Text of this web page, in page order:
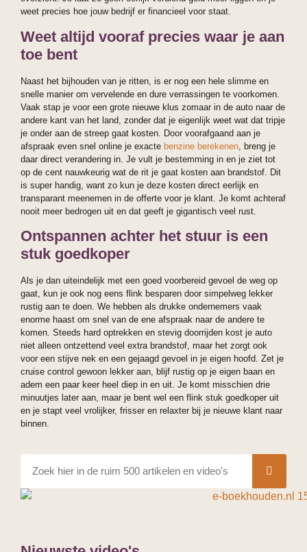
weet precies hoe jouw bedrijf er financieel voor staat.
Weet altijd vooraf precies waar je aan
toe bent
Naast het bijhouden van je ritten, is er nog een hele slimme en
snelle manier om vervelende en dure verrassingen te voorkomen.
Vaak stap je voor een grote nieuwe klus zomaar in de auto naar de
andere kant van het land, zonder dat je eigenlijk weet wat dat tripje
je onder aan de streep gaat kosten. Door voorafgaand aan je
afspraak even snel online je exacte benzine berekenen , breng je
daar direct verandering in. Je vult je bestemming in en je ziet tot
op de cent nauwkeurig wat de rit je gaat kosten aan brandstof. Dit
is super handig, want zo kun je deze kosten direct eerlijk en
transparant meenemen in de offerte voor je klant. Je komt achteraf
nooit meer bedrogen uit en dat geeft je gigantisch veel rust.
Ontspannen achter het stuur is een
stuk goedkoper
Als je dan uiteindelijk met een goed voorbereid gevoel de weg op
gaat, kun je ook nog eens flink besparen door simpelweg lekker
rustig aan te doen. We hebben als drukke ondernemers vaak
enorme haast om snel van de ene afspraak naar de andere te
komen. Steeds hard optrekken en stevig doorrijden kost je auto
niet alleen ontzettend veel extra brandstof, maar het zorgt ook
voor een stijve nek en een gejaagd gevoel in je eigen hoofd. Zet je
cruise control gewoon lekker aan, blijf rustig op je eigen baan en
adem een paar keer heel diep in en uit. Je komt misschien drie
minuutjes later aan, maar je bent wel een flink stuk goedkoper uit
en je stapt veel vrolijker, frisser en relaxter bij je nieuwe klant naar
binnen.